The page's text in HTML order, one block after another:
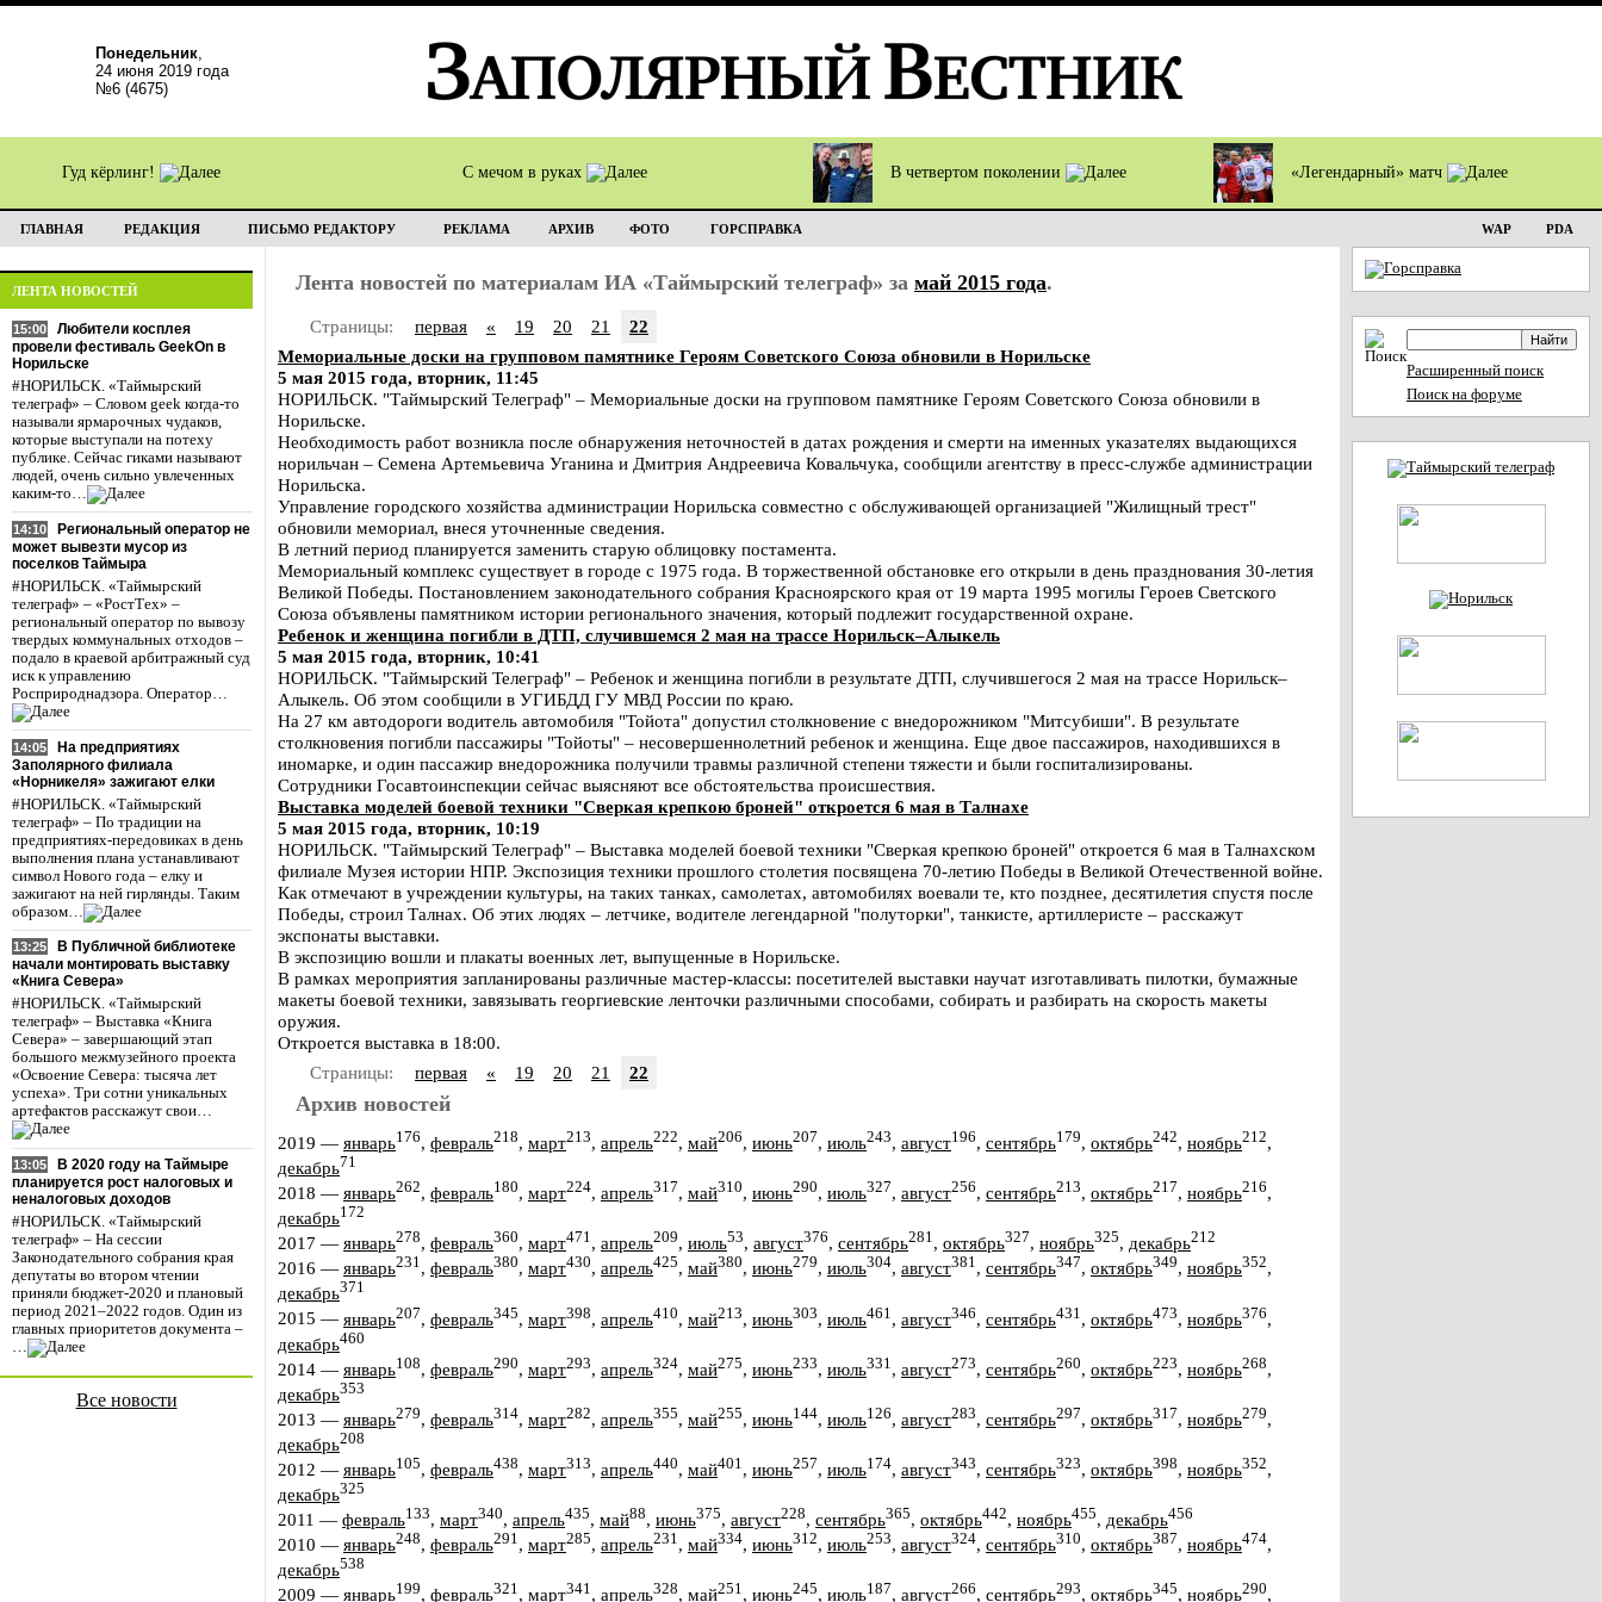
Понедельник,
24 июня 2019 года
№6 (4675)
Гуд кёрлинг! С мечом в руках В четвертом поколении «Легендарный» матч
ГЛАВНАЯ РЕДАКЦИЯ ПИСЬМО РЕДАКТОРУ РЕКЛАМА АРХИВ ФОТО ГОРСПРАВКА WAP PDA
ЛЕНТА НОВОСТЕЙ
15:00
Любители косплея
провели фестиваль GeekOn в
Норильске
#НОРИЛЬСК. «Таймырский
телеграф» – Словом geek когда-то
называли ярмарочных чудаков,
которые выступали на потеху
публике. Сейчас гиками называют
людей, очень сильно увлеченных
каким-то…
14:10
Региональный оператор не
может вывезти мусор из
поселков Таймыра
#НОРИЛЬСК. «Таймырский
телеграф» – «РостТех» –
региональный оператор по вывозу
твердых коммунальных отходов –
подало в краевой арбитражный суд
иск к управлению
Росприроднадзора. Оператор…
14:05
На предприятиях
Заполярного филиала
«Норникеля» зажигают елки
#НОРИЛЬСК. «Таймырский
телеграф» – По традиции на
предприятиях-передовиках в день
выполнения плана устанавливают
символ Нового года – елку и
зажигают на ней гирлянды. Таким
образом…
13:25
В Публичной библиотеке
начали монтировать выставку
«Книга Севера»
#НОРИЛЬСК. «Таймырский
телеграф» – Выставка «Книга
Севера» – завершающий этап
большого межмузейного проекта
«Освоение Севера: тысяча лет
успеха». Три сотни уникальных
артефактов расскажут свои…
13:05
В 2020 году на Таймыре
планируется рост налоговых и
неналоговых доходов
#НОРИЛЬСК. «Таймырский
телеграф» – На сессии
Законодательного собрания края
депутаты во втором чтении
приняли бюджет-2020 и плановый
период 2021–2022 годов. Один из
главных приоритетов документа –
…
Все новости
Лента новостей по материалам ИА «Таймырский телеграф» за май 2015 года.
Страницы: первая « 19 20 21
22
Мемориальные доски на групповом памятнике Героям Советского Союза обновили в Норильске
5 мая 2015 года, вторник, 11:45
НОРИЛЬСК. "Таймырский Телеграф" – Мемориальные доски на групповом памятнике Героям Советского Союза обновили в
Норильске.
Необходимость работ возникла после обнаружения неточностей в датах рождения и смерти на именных указателях выдающихся
норильчан – Семена Артемьевича Уганина и Дмитрия Андреевича Ковальчука, сообщили агентству в пресс-службе администрации
Норильска.
Управление городского хозяйства администрации Норильска совместно с обслуживающей организацией "Жилищный трест"
обновили мемориал, внеся уточненные сведения.
В летний период планируется заменить старую облицовку постамента.
Мемориальный комплекс существует в городе с 1975 года. В торжественной обстановке его открыли в день празднования 30-летия
Великой Победы. Постановлением законодательного собрания Красноярского края от 19 марта 1995 могилы Героев Светского
Союза объявлены памятником истории регионального значения, который подлежит государственной охране.
Ребенок и женщина погибли в ДТП, случившемся 2 мая на трассе Норильск–Алыкель
5 мая 2015 года, вторник, 10:41
НОРИЛЬСК. "Таймырский Телеграф" – Ребенок и женщина погибли в результате ДТП, случившегося 2 мая на трассе Норильск–
Алыкель. Об этом сообщили в УГИБДД ГУ МВД России по краю.
На 27 км автодороги водитель автомобиля "Тойота" допустил столкновение с внедорожником "Митсубиши". В результате
столкновения погибли пассажиры "Тойоты" – несовершеннолетний ребенок и женщина. Еще двое пассажиров, находившихся в
иномарке, и один пассажир внедорожника получили травмы различной степени тяжести и были госпитализированы.
Сотрудники Госавтоинспекции сейчас выясняют все обстоятельства происшествия.
Выставка моделей боевой техники "Сверкая крепкою броней" откроется 6 мая в Талнахе
5 мая 2015 года, вторник, 10:19
НОРИЛЬСК. "Таймырский Телеграф" – Выставка моделей боевой техники "Сверкая крепкою броней" откроется 6 мая в Талнахском
филиале Музея истории НПР. Экспозиция техники прошлого столетия посвящена 70-летию Победы в Великой Отечественной войне.
Как отмечают в учреждении культуры, на таких танках, самолетах, автомобилях воевали те, кто позднее, десятилетия спустя после
Победы, строил Талнах. Об этих людях – летчике, водителе легендарной "полуторки", танкисте, артиллеристе – расскажут
экспонаты выставки.
В экспозицию вошли и плакаты военных лет, выпущенные в Норильске.
В рамках мероприятия запланированы различные мастер-классы: посетителей выставки научат изготавливать пилотки, бумажные
макеты боевой техники, завязывать георгиевские ленточки различными способами, собирать и разбирать на скорость макеты
оружия.
Откроется выставка в 18:00.
Страницы:
первая « 19 20 21 22
Архив новостей
2019 — январь176, февраль218, март213, апрель222, май206, июнь207, июль243, август196, сентябрь179, октябрь242, ноябрь212,
декабрь71
2018 — январь262, февраль180, март224, апрель317, май310, июнь290, июль327, август256, сентябрь213, октябрь217, ноябрь216,
декабрь172
2017 — январь278, февраль360, март471, апрель209, июль53, август376, сентябрь281, октябрь327, ноябрь325, декабрь212
2016 — январь231, февраль380, март430, апрель425, май380, июнь279, июль304, август381, сентябрь347, октябрь349, ноябрь352,
декабрь371
2015 — январь207, февраль345, март398, апрель410, май213, июнь303, июль461 , август346, сентябрь431 , октябрь473, ноябрь376,
декабрь460
2014 — январь108, февраль290, март293, апрель324, май275, июнь233, июль331 , август273, сентябрь260, октябрь223, ноябрь268,
декабрь353
2013 — январь279, февраль314, март282, апрель355, май255, июнь144, июль126, август283, сентябрь297, октябрь317, ноябрь279,
декабрь208
2012 — январь105, февраль438, март313, апрель440, май401, июнь257, июль174, август343, сентябрь323, октябрь398, ноябрь352,
декабрь325
2011 — февраль133, март340, апрель435, май88, июнь375, август228, сентябрь365, октябрь442, ноябрь455, декабрь456
2010 — январь248, февраль291, март285, апрель231, май334, июнь312, июль253, август324, сентябрь310, октябрь387, ноябрь474,
декабрь538
2009 — январь199, февраль321, март341, апрель328, май251, июнь245, июль187, август266, сентябрь293, октябрь345, ноябрь290,
Расширенный поиск
Поиск на форуме